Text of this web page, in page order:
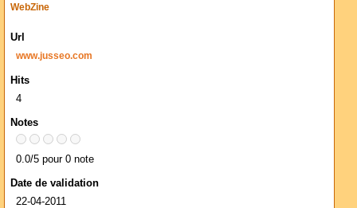
WebZine
Url
www.jusseo.com
Hits
4
Notes
0.0/5 pour 0 note
Date de validation
22-04-2011